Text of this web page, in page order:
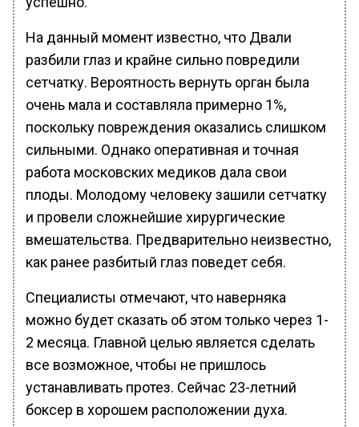
На данный момент известно, что Двали
разбили глаз и крайне сильно повредили
сетчатку. Вероятность вернуть орган была
очень мала и составляла примерно 1%,
поскольку повреждения оказались слишком
сильными. Однако оперативная и точная
работа московских медиков дала свои
плоды. Молодому человеку зашили сетчатку
и провели сложнейшие хирургические
вмешательства. Предварительно неизвестно,
как ранее разбитый глаз поведет себя.
Специалисты отмечают, что наверняка
можно будет сказать об этом только через 1-
2 месяца. Главной целью является сделать
все возможное, чтобы не пришлось
устанавливать протез. Сейчас 23-летний
боксер в хорошем расположении духа.